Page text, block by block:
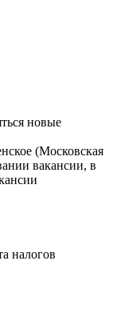
новые
(Московская
вакансии, в
налогов